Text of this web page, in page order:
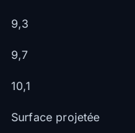
9,3
9,7
10,1
Surface projetée